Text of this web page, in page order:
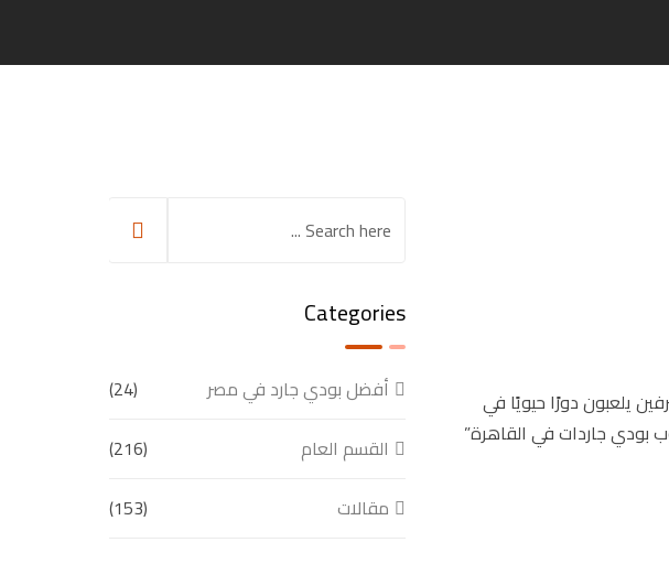
يلعبون دورًا حيويًا في
بودي جاردات في القاهرة”
Categories
أفضل بودي جارد في مصر
(24)
القسم العام
(216)
مقالات
(153)